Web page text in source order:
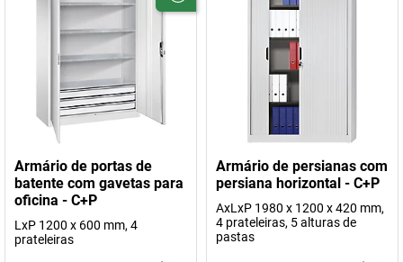
Armário de portas de
batente com gavetas para
oficina - C+P
LxP 1200 x 600 mm, 4
prateleiras
Armário de persianas com
persiana horizontal - C+P
AxLxP 1980 x 1200 x 420 mm,
4 prateleiras, 5 alturas de
pastas